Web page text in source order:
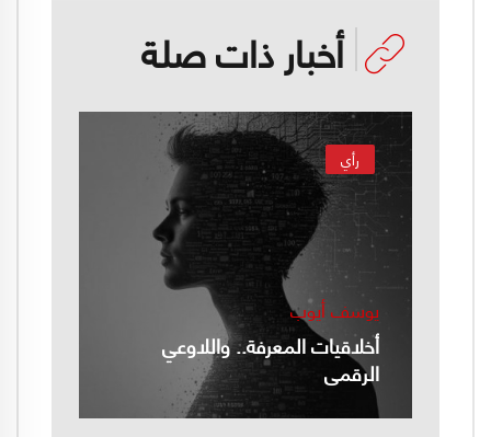
أخبار ذات صلة
رأي
يوسف أيوب
أخلاقيات المعرفة.. واللاوعي
الرقمي